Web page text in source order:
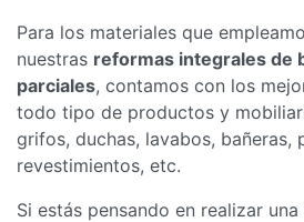
Para los materiales que
nuestras reformas integrales de
parciales, contamos con los
todo tipo de productos y
grifos, duchas, lavabos, bañeras,
revestimientos, etc.
Si estás pensando en realizar